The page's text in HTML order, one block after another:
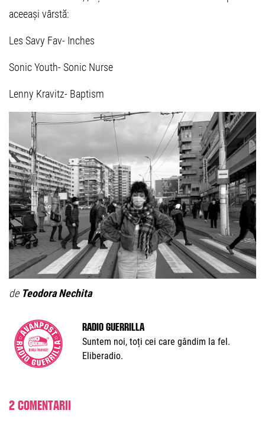
aceeași vârstă:
Les Savy Fav- Inches
Sonic Youth- Sonic Nurse
Lenny Kravitz- Baptism
de Teodora Nechita
Radio Guerrilla
Suntem noi, toți cei care gândim la fel.
Eliberadio.
2 comentarii